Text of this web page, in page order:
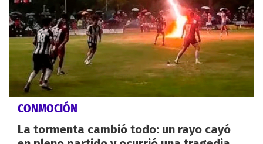
CONMOCIÓN
La tormenta cambió todo: un rayo cayó